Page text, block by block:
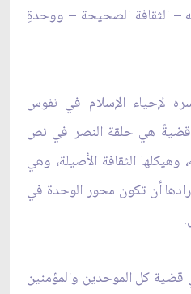
– الثقافة الصحيحة – ووحدةِ
لإحياء الإسلام في نفوس
قضيةً هي حلقة النصر في نص
وهيكلها الثقافة الأصيلة، وهي
أن تكون محور الوحدة في
قضية كل الموحدين والمؤمنين